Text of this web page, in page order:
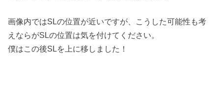
画像内ではSLの位置が近いですが、こうした可能性も考
えならがSLの位置は気を付けてください。
僕はこの後SLを上に移しました！